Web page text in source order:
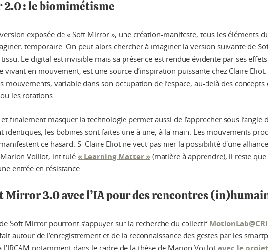
2.0 : le biomimétisme
exposée de « Soft Mirror », une création-manifeste, tous les éléments
temporaire. On peut alors chercher à imaginer la version suivante de
Le digital est invisible mais sa présence est rendue évidente par ses
vivant en mouvement, est une source d’inspiration puissante chez Claire
mouvements, variable dans son occupation de l’espace, au-delà des
les rotations.
finalement masquer la technologie permet aussi de l’approcher sous
identiques, les bobines sont faites une à une, à la main. Les mouvements
ce hasard. Si Claire Eliot ne veut pas nier la possibilité d’une
Marion Voillot, intitulé « Learning Matter » (matière à apprendre), il reste
entrée en résistance.
Mirror 3.0 avec l’IA pour des rencontres
Soft Mirror pourront s’appuyer sur la recherche du collectif MotionLab@CRI
autour de l’enregistrement et de la reconnaissance des gestes par les
l’IRCAM notamment dans le cadre de la thèse de Marion Voillot avec le